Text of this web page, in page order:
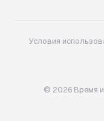
Условия
© 2026 Время